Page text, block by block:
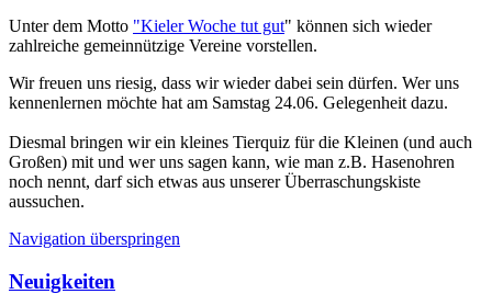
Unter dem Motto "Kieler Woche tut gut" können sich wieder
zahlreiche gemeinnützige Vereine vorstellen.
Wir freuen uns riesig, dass wir wieder dabei sein dürfen. Wer uns
kennenlernen möchte hat am Samstag 24.06. Gelegenheit dazu.
Diesmal bringen wir ein kleines Tierquiz für die Kleinen (und auch
Großen) mit und wer uns sagen kann, wie man z.B. Hasenohren
noch nennt, darf sich etwas aus unserer Überraschungskiste
aussuchen.
Navigation überspringen
Neuigkeiten